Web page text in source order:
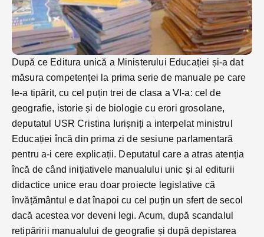
După ce Editura unică a Ministerului Educației și-a dat
măsura competenței la prima serie de manuale pe care
le-a tipărit, cu cel puțin trei de clasa a VI-a: cel de
geografie, istorie și de biologie cu erori grosolane,
deputatul USR Cristina Iurișniți a interpelat ministrul
Educației încă din prima zi de sesiune parlamentară
pentru a-i cere explicații. Deputatul care a atras atenția
încă de când inițiativele manualului unic și al editurii
didactice unice erau doar proiecte legislative că
învățământul e dat înapoi cu cel puțin un sfert de secol
dacă acestea vor deveni legi. Acum, după scandalul
retipăririi manualului de geografie și după depistarea